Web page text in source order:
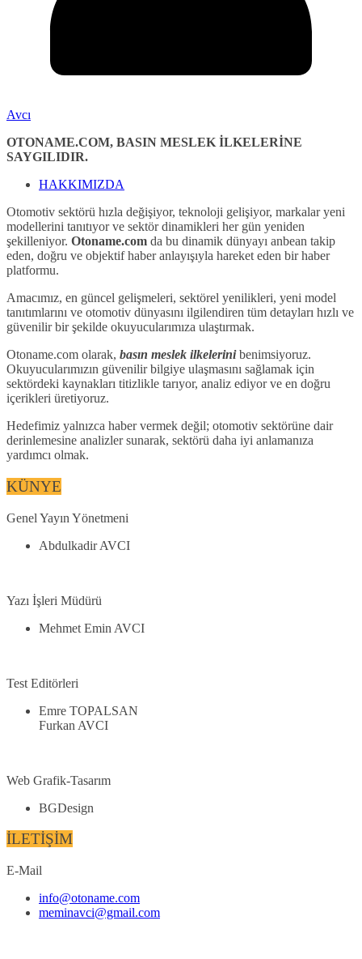
Avcı
OTONAME.COM, BASIN MESLEK İLKELERİNE
SAYGILIDIR.
HAKKIMIZDA
Otomotiv sektörü hızla değişiyor, teknoloji gelişiyor, markalar yeni
modellerini tanıtıyor ve sektör dinamikleri her gün yeniden
şekilleniyor. Otoname.com da bu dinamik dünyayı anbean takip
eden, doğru ve objektif haber anlayışıyla hareket eden bir haber
platformu.
Amacımız, en güncel gelişmeleri, sektörel yenilikleri, yeni model
tanıtımlarını ve otomotiv dünyasını ilgilendiren tüm detayları hızlı ve
güvenilir bir şekilde okuyucularımıza ulaştırmak.
Otoname.com olarak, basın meslek ilkelerinibenimsiyoruz.
Okuyucularımızın güvenilir bilgiye ulaşmasını sağlamak için
sektördeki kaynakları titizlikle tarıyor, analiz ediyor ve en doğru
içerikleri üretiyoruz.
Hedefimiz yalnızca haber vermek değil; otomotiv sektörüne dair
derinlemesine analizler sunarak, sektörü daha iyi anlamanıza
yardımcı olmak.
KÜNYE
Genel Yayın Yönetmeni
Abdulkadir AVCI
Yazı İşleri Müdürü
Mehmet Emin AVCI
Test Editörleri
Emre TOPALSAN
Furkan AVCI
Web Grafik-Tasarım
BGDesign
İLETİŞİM
E-Mail
info@otoname.com
meminavci@gmail.com